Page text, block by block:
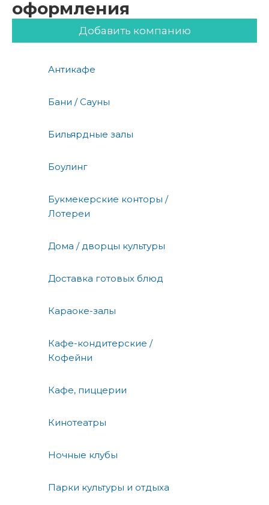
оформления
Добавить компанию
Антикафе
Бани / Сауны
Бильярдные залы
Боулинг
Букмекерские конторы /
Лотереи
Дома / дворцы культуры
Доставка готовых блюд
Караоке-залы
Кафе-кондитерские /
Кофейни
Кафе, пиццерии
Кинотеатры
Ночные клубы
Парки культуры и отдыха